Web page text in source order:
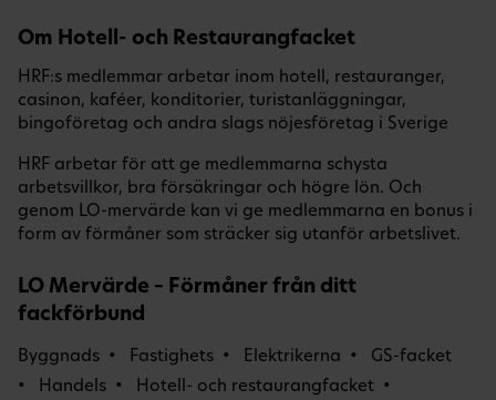
Om Hotell- och Restaurangfacket
HRF:s medlemmar arbetar inom hotell, restauranger,
casinon, kaféer, konditorier, turistanläggningar,
bingoföretag och andra slags nöjesföretag i Sverige
HRF arbetar för att ge medlemmarna schysta
arbetsvillkor, bra försäkringar och högre lön. Och
genom LO-mervärde kan vi ge medlemmarna en bonus i
form av förmåner som sträcker sig utanför arbetslivet.
LO Mervärde – Förmåner från ditt
fackförbund
Byggnads Fastighets Elektrikerna
GS-facket
Handels
Hotell- och restaurangfacket